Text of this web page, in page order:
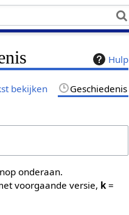
Hulp
bekijken Geschiedenis
onderaan.
voorgaande versie, k =